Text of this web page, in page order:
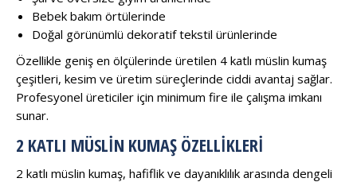
Bebek bakım örtülerinde
Doğal görünümlü dekoratif tekstil ürünlerinde
Özellikle geniş en ölçülerinde üretilen 4 katlı müslin kumaş
çeşitleri, kesim ve üretim süreçlerinde ciddi avantaj sağlar.
Profesyonel üreticiler için minimum fire ile çalışma imkanı
sunar.
2 KATLI MÜSLIN KUMAŞ ÖZELLIKLERI
2 katlı müslin kumaş, hafiflik ve dayanıklılık arasında dengeli